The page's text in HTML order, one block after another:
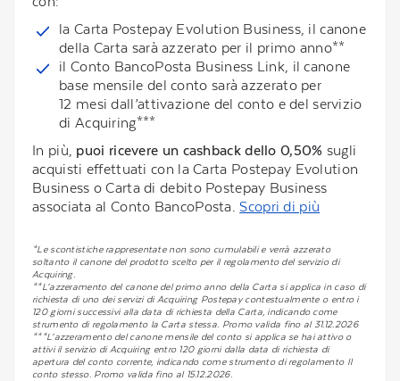
la Carta Postepay Evolution Business, il canone
della Carta sarà azzerato per il primo anno**
il Conto BancoPosta Business Link, il canone
base mensile del conto sarà azzerato per
12 mesi dall’attivazione del conto e del servizio
di Acquiring***
In più, puoi ricevere un cashback dello 0,50% sugli
acquisti effettuati con la Carta Postepay Evolution
Business o Carta di debito Postepay Business
associata al Conto BancoPosta.Scopri di più
*Le scontistiche rappresentate non sono cumulabili e verrà azzerato
soltanto il canone del prodotto scelto per il regolamento del servizio di
Acquiring.
**L’azzeramento del canone del primo anno della Carta si applica in caso di
richiesta di uno dei servizi di Acquiring Postepay contestualmente o entro i
120 giorni successivi alla data di richiesta della Carta, indicando come
strumento di regolamento la Carta stessa. Promo valida fino al 31.12.2026
***L’azzeramento del canone mensile del conto si applica se hai attivo o
attivi il servizio di Acquiring entro 120 giorni dalla data di richiesta di
apertura del conto corrente, indicando come strumento di regolamento Il
conto stesso. Promo valida fino al 15.12.2026.